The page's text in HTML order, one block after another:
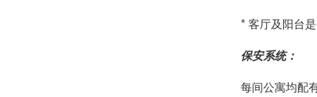
* 客厅及阳台
保安系统：
每间公寓均配